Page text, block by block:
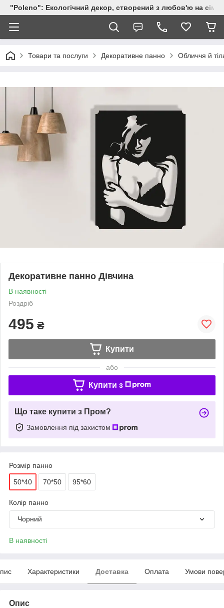
"Poleno": Екологічний декор, створений з любов'ю на
Товари та послуги Декоративне панно Обличчя й
Декоративне панно Дівчина
В наявності
Роздріб
495 ₴
Купити
або
Купити з
Що таке купити з Пром?
Замовлення під захистом
Розмір панно
50*40 70*50 95*60
Колір панно
Чорний
В наявності
Характеристики Доставка Оплата Умови
Опис